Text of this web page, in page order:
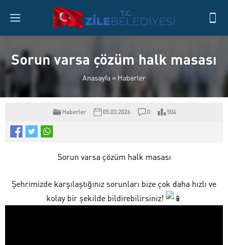
Sorun varsa çözüm halk masası
Anasayfa » Haberler
Haberler 05.03.2026 0 504
Sorun varsa çözüm halk masası
Şehrimizde karşılaştığınız sorunları bize çok daha hızlı ve
kolay bir şekilde bildirebilirsiniz!